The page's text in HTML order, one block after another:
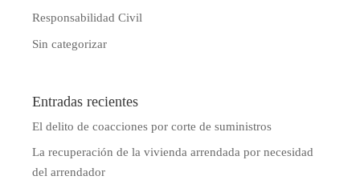
Responsabilidad Civil
Sin categorizar
Entradas recientes
El delito de coacciones por corte de suministros
La recuperación de la vivienda arrendada por necesidad
del arrendador